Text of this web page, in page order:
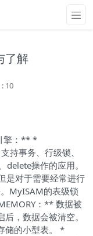
了解
10
擎：** *
持事务、行级锁、
操作的应用。
是对于需要经常进行
MyISAM的表级锁
：** 数据被
，数据会被清空。
储的小型表。 *